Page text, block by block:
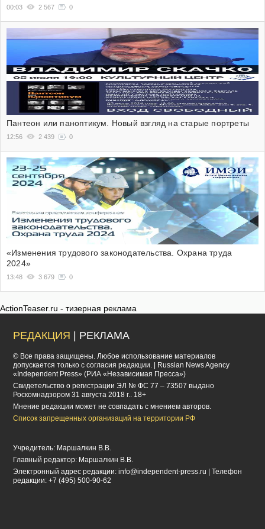
00:03 2 567 0
Пантеон или паноптикум. Новый взгляд на старые портреты
12:56 2 439 0
«Изменения трудового законодательства. Охрана труда
2024»
13:48 3 679 0
ActionTeaser.ru - тизерная реклама
РЕДАКЦИЯ | РЕКЛАМА
© Все права защищены. Любое использование материалов
допускается только с согласия редакции. | Russian News Agency
«Independent Press» (РИА «Независимая Пресса»)
Cвидетельство о регистрации ЭЛ № ФС 77 – 73507 выдано
Роскомнадзором 31 августа 2018 г.. 18+
Мнение редакции может не совпадать с мнением авторов.
Список запрещенных организаций на территории РФ
Учредитель: Маршалкин В.В.
Главный редактор: Маршалкин В.В.
Электронный адрес редакции:info@independent-press.ru
| Телефон
редакции: +7 (495) 500-90-62